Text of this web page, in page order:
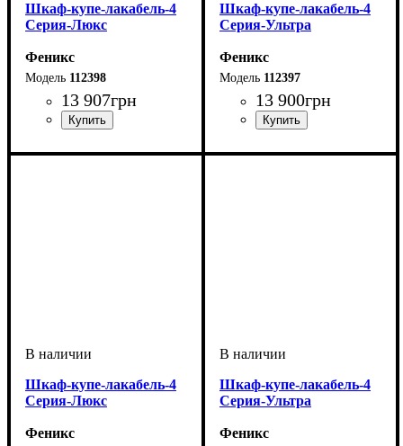
Шкаф-купе-лакабель-4
Серия-Люкс
Феникс
112398
13 907грн
Шкаф-купе-лакабель-4
Серия-Ультра
Феникс
112397
13 900грн
Шкаф-купе-лакабель-4
Серия-Люкс
Феникс
Шкаф-купе-лакабель-4
Серия-Ультра
Феникс